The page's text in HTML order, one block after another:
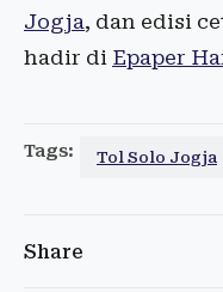
Jogja, dan edisi
hadir di Epaper
Tags: Tol Solo Jogja
Share